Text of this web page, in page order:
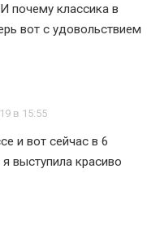
почему классика в
вот с удовольствием
в 15:55
и вот сейчас в 6
выступила красиво